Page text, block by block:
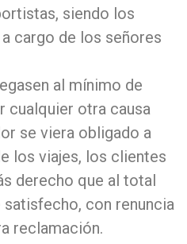
siendo los
cargo de los señores
al mínimo de
cualquier otra causa
se viera obligado a
los viajes, los clientes
derecho que al total
con renuncia
reclamación.